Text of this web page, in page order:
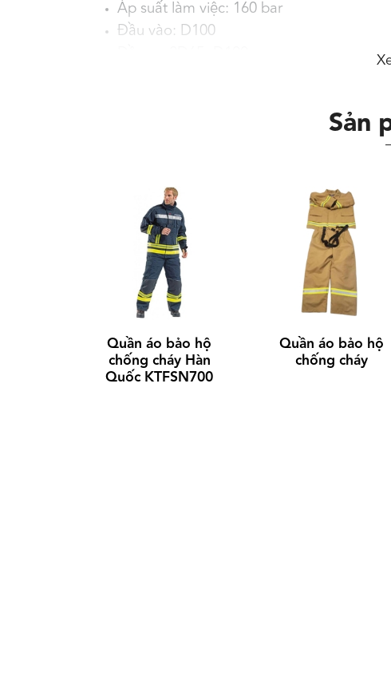
Áp suất làm việc: 160 bar
Đầu vào: D100
Sản
Quần áo bảo hộ
chống cháy Hàn
Quốc KTFSN700
Quần áo bảo hộ
chống cháy